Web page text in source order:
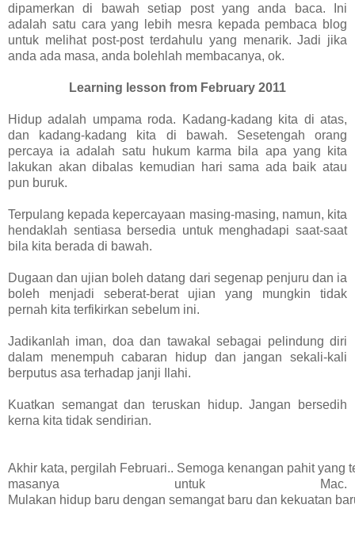
dipamerkan di bawah setiap post yang anda baca. Ini
adalah satu cara yang lebih mesra kepada pembaca blog
untuk melihat post-post terdahulu yang menarik. Jadi jika
anda ada masa, anda bolehlah membacanya, ok.
Learning lesson from February 2011
Hidup adalah umpama roda. Kadang-kadang kita di atas,
dan kadang-kadang kita di bawah. Sesetengah orang
percaya ia adalah satu hukum karma bila apa yang kita
lakukan akan dibalas kemudian hari sama ada baik atau
pun buruk.
Terpulang kepada kepercayaan masing-masing, namun, kita
hendaklah sentiasa bersedia untuk menghadapi saat-saat
bila kita berada di bawah.
Dugaan dan ujian boleh datang dari segenap penjuru dan ia
boleh menjadi seberat-berat ujian yang mungkin tidak
pernah kita terfikirkan sebelum ini.
Jadikanlah iman, doa dan tawakal sebagai pelindung diri
dalam menempuh cabaran hidup dan jangan sekali-kali
berputus asa terhadap janji Ilahi.
Kuatkan semangat dan teruskan hidup. Jangan bersedih
kerna kita tidak sendirian.
Akhir kata, pergilah Februari.. Semoga kenangan pahit yang
masanya untuk Mac.
Mulakan hidup baru dengan semangat baru dan kekuatan